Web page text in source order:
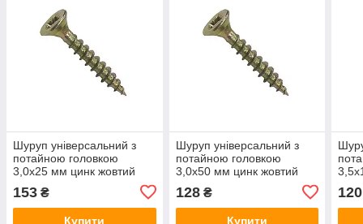
Шуруп універсальний з
потайною головкою
3,0х25 мм цинк жовтий
153 ₴
Купити
Шуруп універсальний з
потайною головкою
3,0х50 мм цинк жовтий
128₴
Купити
120